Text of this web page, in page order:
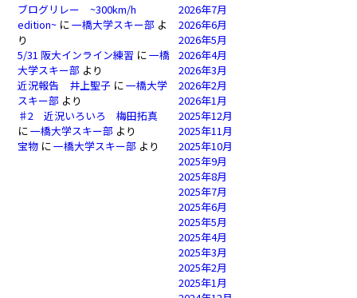
ブログリレー ~300km/h
edition~ に一橋大学スキー部 よ
り
5/31 阪大インライン練習 に一橋
大学スキー部 より
近況報告 井上聖子 に一橋大学
スキー部 より
♯2 近況いろいろ 梅田拓真
に一橋大学スキー部 より
宝物 に一橋大学スキー部 より
2026年7月
2026年6月
2026年5月
2026年4月
2026年3月
2026年2月
2026年1月
2025年12月
2025年11月
2025年10月
2025年9月
2025年8月
2025年7月
2025年6月
2025年5月
2025年4月
2025年3月
2025年2月
2025年1月